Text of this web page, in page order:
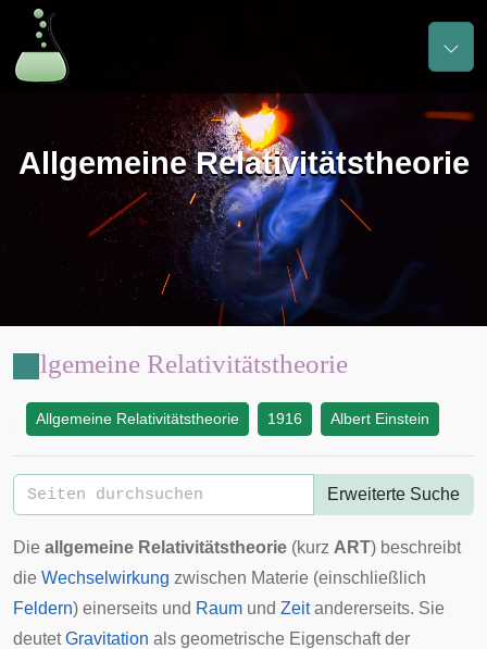
Allgemeine Relativitätstheorie
Allgemeine Relativitätstheorie
Allgemeine Relativitätstheorie 1916 Albert Einstein
Erweiterte Suche
Die allgemeine Relativitätstheorie (kurz ART) beschreibt
die Wechselwirkung zwischen Materie (einschließlich
Feldern) einerseits und Raum und Zeitandererseits. Sie
deutetGravitation als geometrische Eigenschaft der